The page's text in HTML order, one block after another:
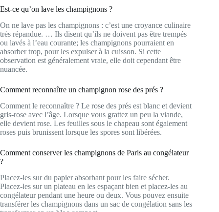
Est-ce qu’on lave les champignons ?
On ne lave pas les champignons : c’est une croyance culinaire
très répandue. … Ils disent qu’ils ne doivent pas être trempés
ou lavés à l’eau courante; les champignons pourraient en
absorber trop, pour les expulser à la cuisson. Si cette
observation est généralement vraie, elle doit cependant être
nuancée.
Comment reconnaître un champignon rose des prés ?
Comment le reconnaître ? Le rose des prés est blanc et devient
gris-rose avec l’âge. Lorsque vous grattez un peu la viande,
elle devient rose. Les feuilles sous le chapeau sont également
roses puis brunissent lorsque les spores sont libérées.
Comment conserver les champignons de Paris au congélateur
?
Placez-les sur du papier absorbant pour les faire sécher.
Placez-les sur un plateau en les espaçant bien et placez-les au
congélateur pendant une heure ou deux. Vous pouvez ensuite
transférer les champignons dans un sac de congélation sans les